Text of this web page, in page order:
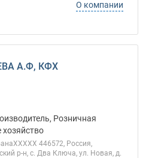
О компании
А.Ф, КФХ
Розничная
446572, Россия,
р-н, с. Два Ключа, ул. Новая, д.